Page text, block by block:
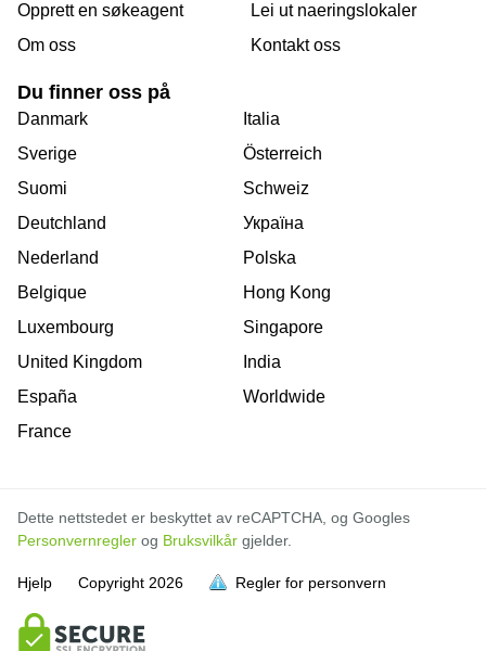
er full
er full
er full
er full
er full
er full
er full
er full
er full
er full
Opprett en søkeagent
Om oss
Lei ut naeringslokaler
Kontakt oss
Du finner oss på
Danmark
Sverige
Suomi
Deutchland
Nederland
Belgique
Luxembourg
United Kingdom
España
France
Italia
Österreich
Schweiz
Україна
Polska
Hong Kong
Singapore
India
Worldwide
Dette nettstedet er beskyttet av reCAPTCHA, og Googles
Personvernregler og Bruksvilkår gjelder.
Hjelp Copyright 2026 Regler for personvern